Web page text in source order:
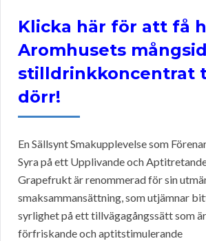
Klicka här för att få
Aromhusets
stilldrinkkoncentrat
dörr!
En Sällsynt Smakupplevelse som
Syra på ett Upplivande och
Grapefrukt är renommerad för sin
smaksammansättning, som utjämnar
syrlighet på ett tillvägagångssätt som
förfriskande och aptitstimulerande